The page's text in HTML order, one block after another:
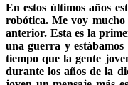
En estos últimos años
robótica. Me voy mucho
anterior. Esta es la
una guerra y
tiempo que la gente
durante los años de la